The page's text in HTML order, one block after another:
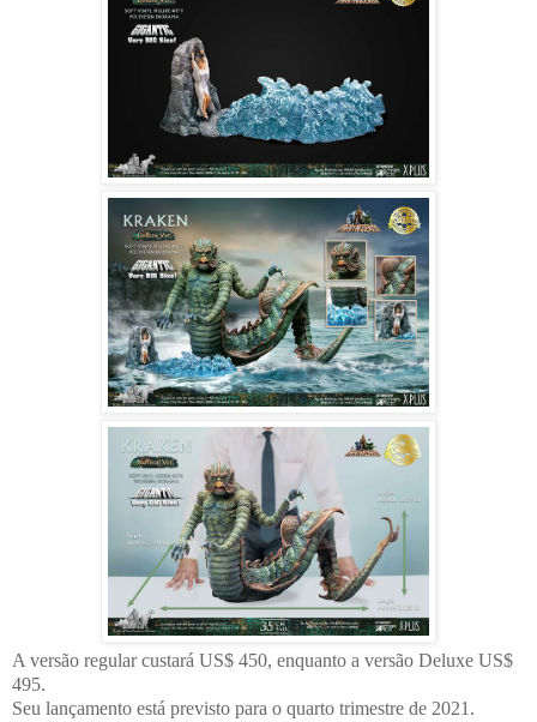
A versão regular custará US$ 450, enquanto a versão Deluxe US$
495.
Seu lançamento está previsto para o quarto trimestre de 2021.